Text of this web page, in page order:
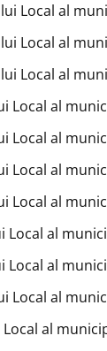
Local al
Local al
Local al
Local al
Local al
Local al
Local al
Local al
Local al
Local al
Local al